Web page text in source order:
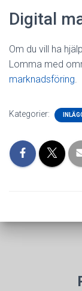
Digital
Om du vill ha
Lomma med
marknadsföring.
Kategorier: